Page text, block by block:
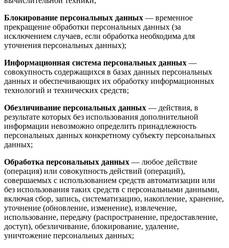
Блокирование персональных данных — временное
прекращение обработки персональных данных (за
исключением случаев, если обработка необходима для
уточнения персональных данных);
Информационная система персональных данных —
совокупность содержащихся в базах данных персональных
данных и обеспечивающих их обработку информационных
технологий и технических средств;
Обезличивание персональных данных — действия, в
результате которых без использования дополнительной
информации невозможно определить принадлежность
персональных данных конкретному субъекту персональных
данных;
Обработка персональных данных — любое действие
(операция) или совокупность действий (операций),
совершаемых с использованием средств автоматизации или
без использования таких средств с персональными данными,
включая сбор, запись, систематизацию, накопление, хранение,
уточнение (обновление, изменение), извлечение,
использование, передачу (распространение, предоставление,
доступ), обезличивание, блокирование, удаление,
уничтожение персональных данных;